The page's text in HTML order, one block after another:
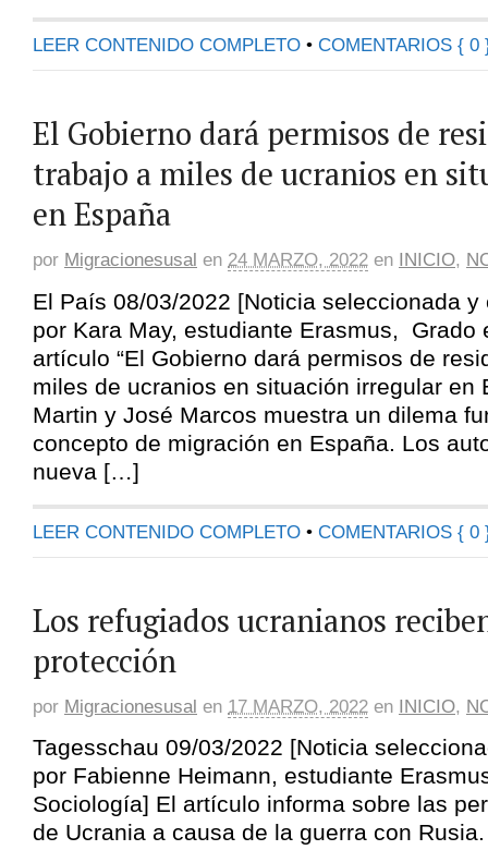
LEER CONTENIDO COMPLETO • COMENTARIOS { 0
El Gobierno dará permisos de
trabajo a miles de ucranios en
en España
por Migracionesusal en 24 MARZO, 2022 en INICIO,
El País 08/03/2022 [Noticia seleccionada y
por Kara May, estudiante Erasmus, Grado
artículo “El Gobierno dará permisos de
miles de ucranios en situación irregular en
Martin y José Marcos muestra un dilema
concepto de migración en España. Los
nueva […]
LEER CONTENIDO COMPLETO • COMENTARIOS { 0
Los refugiados ucranianos
protección
por Migracionesusal en 17 MARZO, 2022 en INICIO,
Tagesschau 09/03/2022 [Noticia
por Fabienne Heimann, estudiante
Sociología] El artículo informa sobre las
de Ucrania a causa de la guerra con